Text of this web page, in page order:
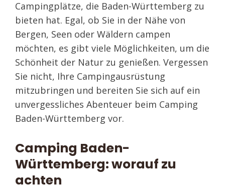
Campingplätze, die Baden-Württemberg zu
bieten hat. Egal, ob Sie in der Nähe von
Bergen, Seen oder Wäldern campen
möchten, es gibt viele Möglichkeiten, um die
Schönheit der Natur zu genießen. Vergessen
Sie nicht, Ihre Campingausrüstung
mitzubringen und bereiten Sie sich auf ein
unvergessliches Abenteuer beim Camping
Baden-Württemberg vor.
Camping Baden-
Württemberg: worauf zu
achten